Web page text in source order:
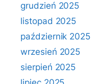
grudzień 2025
listopad 2025
październik 2025
wrzesień 2025
sierpień 2025